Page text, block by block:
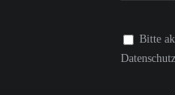
Bitte